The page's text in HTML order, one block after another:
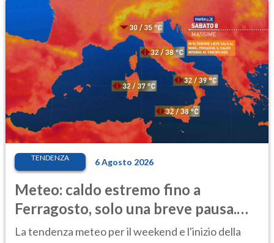
TENDENZA 6 Agosto 2026
Meteo: caldo estremo fino a
Ferragosto, solo una breve pausa.
Ecco dove
La tendenza meteo per il weekend e l'inizio della